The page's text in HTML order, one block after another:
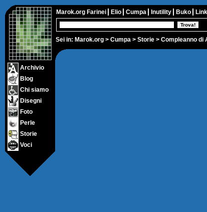
Sei in: Marok.org > Cumpa > Storie > Compleanno di
Marok.org Farinei Elio Cumpa Inutility Buko
Archivio
Blog
Chi siamo
Disegni
Foto
Perle
Storie
Voci